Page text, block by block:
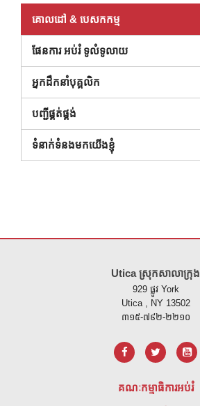
គោលដៅ & បេសកកម្ម
ផែនការ អប់រំ ទូលំទូលាយ
អ្នកដឹកនាំបុគ្គលិក
បញ្ជីផ្គត់ផ្គង់
ទំនាក់ទំនងមកយើងខ្ញុំ
Utica ស្រុកសាលាក្រុង
929 ផ្លូវ York
Utica , NY 13502
៣១៥-៧៩២-២២១០
គណៈកម្មាធិការអប់រំ